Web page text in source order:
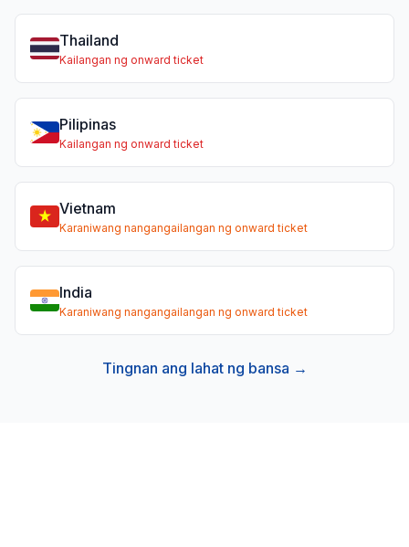
Thailand
Kailangan ng onward ticket
Pilipinas
Kailangan ng onward ticket
Vietnam
Karaniwang nangangailangan ng onward ticket
India
Karaniwang nangangailangan ng onward ticket
Tingnan ang lahat ng bansa →